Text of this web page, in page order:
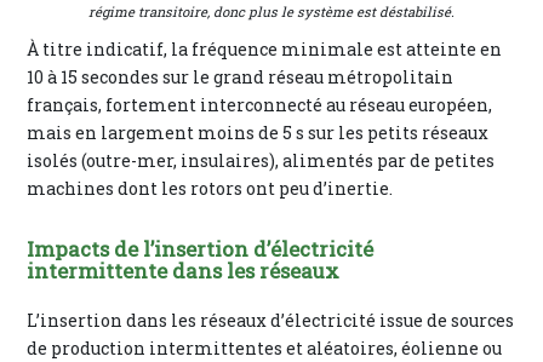
régime transitoire, donc plus le système est déstabilisé.
À titre indicatif, la fréquence minimale est atteinte en
10 à 15 secondes sur le grand réseau métropolitain
français, fortement interconnecté au réseau européen,
mais en largement moins de 5 s sur les petits réseaux
isolés (outre-mer, insulaires), alimentés par de petites
machines dont les rotors ont peu d’inertie.
Impacts de l’insertion d’électricité
intermittente dans les réseaux
L’insertion dans les réseaux d’électricité issue de sources
de production intermittentes et aléatoires, éolienne ou